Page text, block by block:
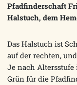
Pfadfinderschaft
Halstuch, dem
Das Halstuch ist
auf der rechten,
Je nach Altersstufe
Grün für die